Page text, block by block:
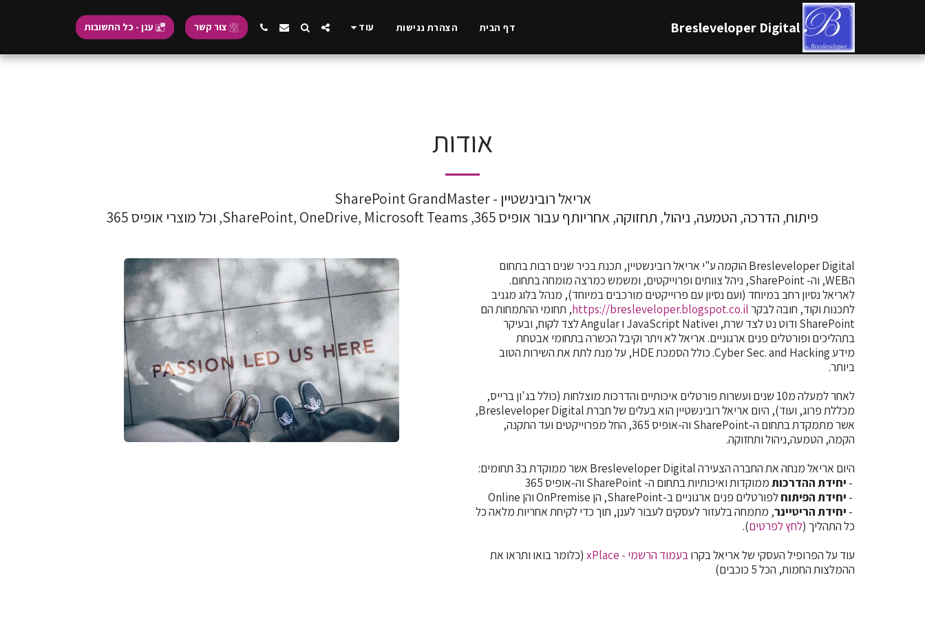
Bresleveloper Digital דף הבית הצהרת נגישות עוד צור קשר ענן - כל התשובות
אודות
פיתוח, הדרכה, הטמעה, ניהול, תחזוקה, אחריותף עבור אופיס 365, SharePoint, OneDrive, Microsoft Teams, וכל מוצרי אופיס 365
Bresleveloper Digital הוקמה ע"י
אריאל רובינשטיין, תכנת בכיר שנים רבות בתחום
הWEB, וה- SharePoint, ניהל צוותים ופרוייקטים, ומשמש כמרצה מומחה בתחום.
לאריאל נסיון רחב במיוחד (ועם נסיון עם פרוייקטים מורכבים במיוחד), מנהלבלוג מגניב
לתכנות וקוד, חובה לבקרhttps://bresleveloper.blogspot.co.il
, תחומי ההתמחות הם
SharePoint ודוט נט לצד שרת, וJavaScript Native ו Angular לצד לקוח, ובעיקר
בתהליכים ופורטלים פנים ארגוניים. אריאל לא ויתר וקיבל הכשרה בתחומי אבטחת
מידע
Cyber Sec. and Hacking. כולל הסמכת HDE, על מנת לתת את השירות הטוב
ביותר.
לאחר למעלה מ10 שנים ועשרות פורטלים איכותיים והדרכות מוצלחות (כולל בג'ון ברייס,
מכללת פרוג, ועוד),
היום אריאל רובינשטיין הוא בעלים של חברת Bresleveloper Digital,
אשר מתמקדת בתחום ה-SharePoint וה-אופיס 365, החל מפרוייקטים ועד התקנה,
הקמה, הטמעה,ניהול ותחזוקה.
היום אריאל מנחה את החברה הצעירה Bresleveloper Digital אשר ממוקדת ב3 תחומים:
- יחידת ההדרכותממוקדות ואיכותיות בתחום ה- SharePoint וה-אופיס 365
- יחידת הפיתוחלפורטלים פנים ארגוניים ב-SharePoint, הן OnPremise והן Online
- יחידת הריטיינר, מתמחה בלעזור לעסקים לעבור לענן, תוך כדי לקיחת אחריות מלאה כל
כל התהליך (לחץ לפרטים).
עוד על הפרופיל העסקי של אריאל בקרובעמוד הרשמי - xPlace
(כלומר בואו ותראו את
ההמלצות החמות, הכל 5 כוכבים)